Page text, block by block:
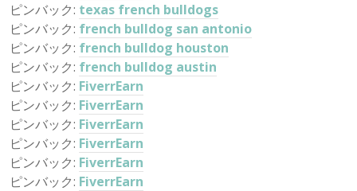
ピンバック: texas french bulldogs
ピンバック: french bulldog san antonio
ピンバック: french bulldog houston
ピンバック: french bulldog austin
ピンバック: FiverrEarn
ピンバック: FiverrEarn
ピンバック: FiverrEarn
ピンバック: FiverrEarn
ピンバック: FiverrEarn
ピンバック: FiverrEarn